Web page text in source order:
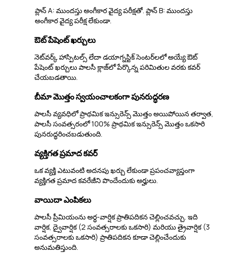
ప్లాన్ A: ముందస్తు అంగీకార వైద్య పరీక్షతో. ప్లాన్ B: ముందస్తు
అంగీకార వైద్య పరీక్ష లేకుండా.
ఔట్ పేషెంట్ ఖర్చులు
నెట్‌వర్క్ హాస్పిటల్స్ లేదా డయాగ్నస్టిక్ సెంటర్‌లలో అయ్యే ఔట్
పేషెంట్ ఖర్చులు పాలసీ క్లాజ్‌లో పేర్కొన్న పరిమితుల వరకు కవర్
చేయబడతాయి.
బీమా మొత్తం స్వయంచాలకంగా పునరుద్ధరణ
పాలసీ వ్యవధిలో ప్రాథమిక ఇన్సురెన్స్ మొత్తం అయిపోయిన తర్వాత,
పాలసీ సంవత్సరంలో 100% ప్రాథమిక ఇన్సురెన్స్ మొత్తం ఒకసారి
పునరుద్ధరించబడుతుంది.
వ్యక్తిగత ప్రమాద కవర్
ఒక వ్యక్తి ఎటువంటి అదనపు ఖర్చు లేకుండా ప్రపంచవ్యాప్తంగా
వ్యక్తిగత ప్రమాద కవరేజీని పొందేందుకు అర్హులు.
వాయిదా ఎంపికలు
పాలసీ ప్రీమియంను అర్ధ-వార్షిక ప్రాతిపదికన చెల్లించవచ్చు. ఇది
వార్షిక, ద్వైవార్షిక (2 సంవత్సరాలకు ఒకసారి) మరియు త్రైవార్షిక (3
సంవత్సరాలకు ఒకసారి) ప్రాతిపదికన కూడా చెల్లించేందుకు
అనుమతిస్తుంది.